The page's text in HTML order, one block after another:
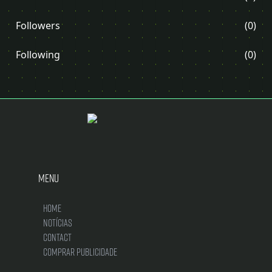
Followers (0)
Following (0)
Menu
Home
Notícias
Contact
Comprar Publicidade